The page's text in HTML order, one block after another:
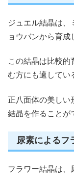
ジュエル結晶は、
ョウバンから育成
この結晶は比較的
む方にも適してい
正八面体の美しい
結晶を作ることが
尿素によるフ
フラワー結晶は、